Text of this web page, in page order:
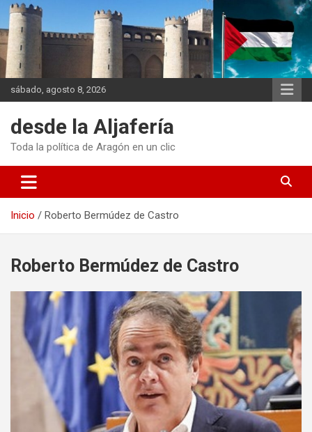
Saltar
contenido
sábado, agosto 8, 2026
desde la Aljafería
Toda la política de Aragón en un clic
Inicio Roberto Bermúdez de Castro
Roberto Bermúdez de Castro